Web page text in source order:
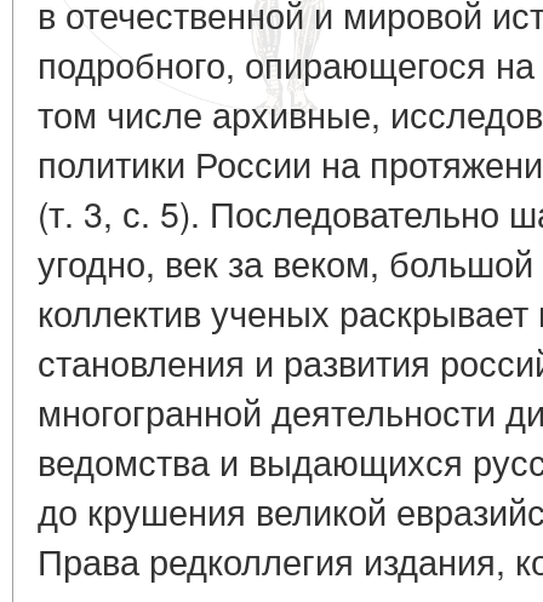
в отечественной и мировой
подробного, опирающегося
том числе архивные,
политики России на
(т. 3, с. 5). Последовательно
угодно, век за веком,
коллектив ученых
становления и развития
многогранной деятельности
ведомства и выдающихся
до крушения великой
Права редколлегия издания,